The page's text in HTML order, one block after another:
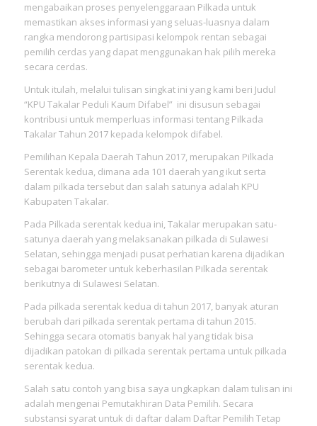
mengabaikan proses penyelenggaraan Pilkada untuk
memastikan akses informasi yang seluas-luasnya dalam
rangka mendorong partisipasi kelompok rentan sebagai
pemilih cerdas yang dapat menggunakan hak pilih mereka
secara cerdas.
Untuk itulah, melalui tulisan singkat ini yang kami beri Judul
“KPU Takalar Peduli Kaum Difabel” ini disusun sebagai
kontribusi untuk memperluas informasi tentang Pilkada
Takalar Tahun 2017 kepada kelompok difabel.
Pemilihan Kepala Daerah Tahun 2017, merupakan Pilkada
Serentak kedua, dimana ada 101 daerah yang ikut serta
dalam pilkada tersebut dan salah satunya adalah KPU
Kabupaten Takalar.
Pada Pilkada serentak kedua ini, Takalar merupakan satu-
satunya daerah yang melaksanakan pilkada di Sulawesi
Selatan, sehingga menjadi pusat perhatian karena dijadikan
sebagai barometer untuk keberhasilan Pilkada serentak
berikutnya di Sulawesi Selatan.
Pada pilkada serentak kedua di tahun 2017, banyak aturan
berubah dari pilkada serentak pertama di tahun 2015.
Sehingga secara otomatis banyak hal yang tidak bisa
dijadikan patokan di pilkada serentak pertama untuk pilkada
serentak kedua.
Salah satu contoh yang bisa saya ungkapkan dalam tulisan ini
adalah mengenai Pemutakhiran Data Pemilih. Secara
substansi syarat untuk di daftar dalam Daftar Pemilih Tetap